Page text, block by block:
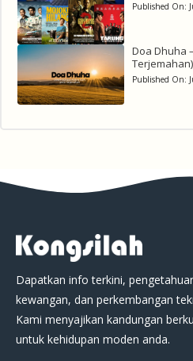
Published On:
Doa Dhuha
Terjemahan)
Published On:
Dapatkan info terkini,
kewangan, dan perkembangan
Kami menyajikan kandungan
untuk kehidupan moden anda.